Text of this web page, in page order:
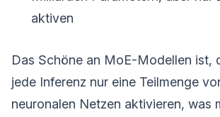
aktiven
Das Schöne an MoE-Modellen ist,
jede Inferenz nur eine Teilmenge
neuronalen Netzen aktivieren, was